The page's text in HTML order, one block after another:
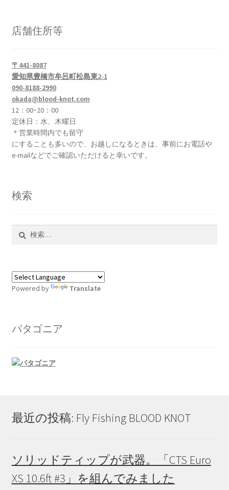
店舗住所等
〒441-8087
愛知県豊橋市牟呂町松島東2-1
090-8188-2990
okada@blood-knot.com
12：00~20：00
定休日：水、木曜日
＊営業時間内でも留守
にすることも多いので、お越しになるときは、事前にお電話や
e-mailなどでご確認いただけると幸いです。
検索
Powered by Translate
パタゴニア
最近の投稿: Fly Fishing BLOOD KNOT
ソリッドティップが武器。「CTS Euro
XS 10.6ft #3」を組んでみました